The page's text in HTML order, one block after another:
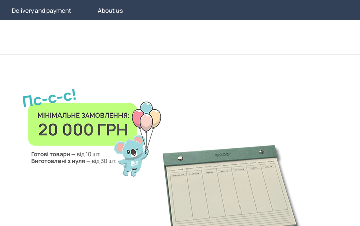
Delivery and payment About us